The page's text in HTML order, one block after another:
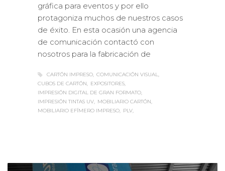
gráfica para eventos y por ello
protagoniza muchos de nuestros casos
de éxito. En esta ocasión una agencia
de comunicación contactó con
nosotros para la fabricación de
CARTÓN IMPRESO COMUNICACIÓN VISUAL
CUBOS DE CARTÓN
EXPOSITORES
IMPRESIÓN DIGITAL DE GRAN FORMATO
IMPRESIÓN TINTAS UV
MOBILIARIO CARTÓN
MOBILIARIO EFÍMERO IMPRESO
PLV